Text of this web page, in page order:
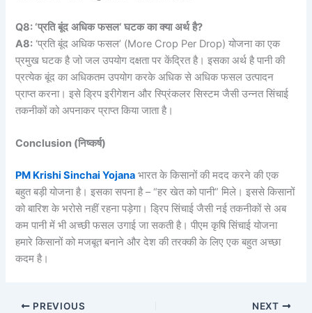
Q8: ‘प्रति बूंद अधिक फसल‘घटक का क्या अर्थ है?
A8: ‘प्रति बूंद अधिक फसल’ (More Crop Per Drop) योजना का एक
प्रमुख घटक है जो जल उपयोग दक्षता पर केंद्रित है। इसका अर्थ है पानी की
प्रत्येक बूंद का अधिकतम उपयोग करके अधिक से अधिक फसल उत्पादन
प्राप्त करना। इसे ड्रिप इरीगेशन और स्प्रिंकलर सिस्टम जैसी उन्नत सिंचाई
तकनीकों को अपनाकर प्राप्त किया जाता है।
Conclusion (निष्कर्ष)
PM Krishi Sinchai Yojana भारत के किसानों की मदद करने की एक
बहुत बड़ी योजना है। इसका सपना है – “हर खेत को पानी” मिले। इससे किसानों
को बारिश के भरोसे नहीं रहना पड़ेगा। ड्रिप सिंचाई जैसी नई तकनीकों से अब
कम पानी में भी अच्छी फसल उगाई जा सकती है। पीएम कृषि सिंचाई योजना
हमारे किसानों को मजबूत बनाने और देश की तरक्की के लिए एक बहुत अच्छा
कदम है।
PREVIOUS NEXT